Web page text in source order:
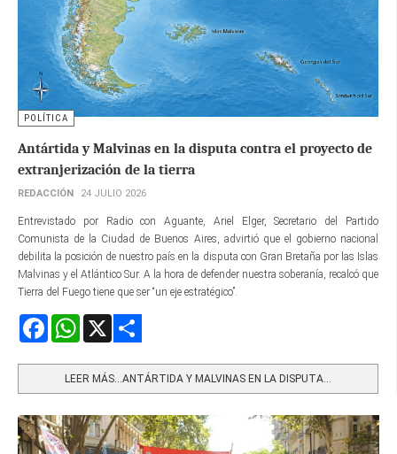
POLÍTICA
Antártida y Malvinas en la disputa contra el proyecto de
extranjerización de la tierra
REDACCIÓN 24 JULIO 2026
Entrevistado por Radio con Aguante, Ariel Elger, Secretario del Partido
Comunista de la Ciudad de Buenos Aires, advirtió que el gobierno nacional
debilita la posición de nuestro país en la disputa con Gran Bretaña por las Islas
Malvinas y el Atlántico Sur. A la hora de defender nuestra soberanía, recalcó que
Tierra del Fuego tiene que ser “un eje estratégico”.
FacebookWhatsApp
LEER MÁS…ANTÁRTIDA Y MALVINAS EN LA DISPUTA...